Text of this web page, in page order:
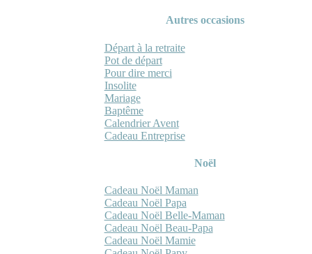
Autres occasions
Départ à la retraite
Pot de départ
Pour dire merci
Insolite
Mariage
Baptême
Calendrier Avent
Cadeau Entreprise
Noël
Cadeau Noël Maman
Cadeau Noël Papa
Cadeau Noël Belle-Maman
Cadeau Noël Beau-Papa
Cadeau Noël Mamie